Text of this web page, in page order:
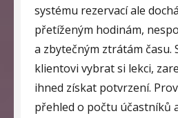
systému rezervací ale
přetíženým hodinám,
a zbytečným ztrátám času.
klientovi vybrat si lekci,
ihned získat potvrzení.
přehled o počtu účastníků